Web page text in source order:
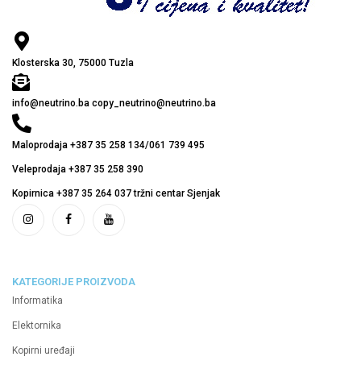
Klosterska 30, 75000 Tuzla
info@neutrino.ba copy_neutrino@neutrino.ba
Maloprodaja +387 35 258 134/061 739 495
Veleprodaja +387 35 258 390
Kopirnica +387 35 264 037 tržni centar Sjenjak
KATEGORIJE PROIZVODA
Informatika
Elektornika
Kopirni uređaji